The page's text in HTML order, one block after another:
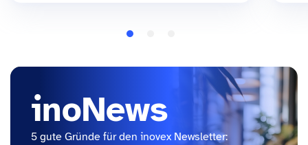
inoNews
5 gute Gründe für den inovex Newsletter: